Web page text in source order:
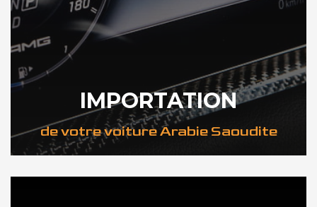
IMPORTATION
de votre voiture Arabie Saoudite